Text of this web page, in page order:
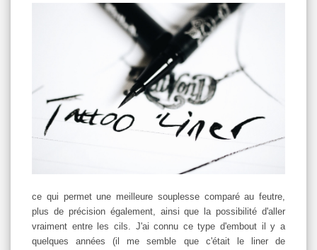
ce qui permet une meilleure souplesse comparé au feutre,
plus de précision également, ainsi que la possibilité d'aller
vraiment entre les cils. J'ai connu ce type d'embout il y a
quelques années (il me semble que c'était le liner de